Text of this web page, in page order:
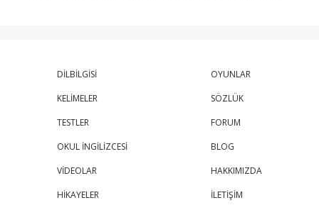
DİLBİLGİSİ
KELİMELER
TESTLER
OKUL İNGİLİZCESİ
VİDEOLAR
HİKAYELER
OYUNLAR
SÖZLÜK
FORUM
BLOG
HAKKIMIZDA
İLETİŞİM